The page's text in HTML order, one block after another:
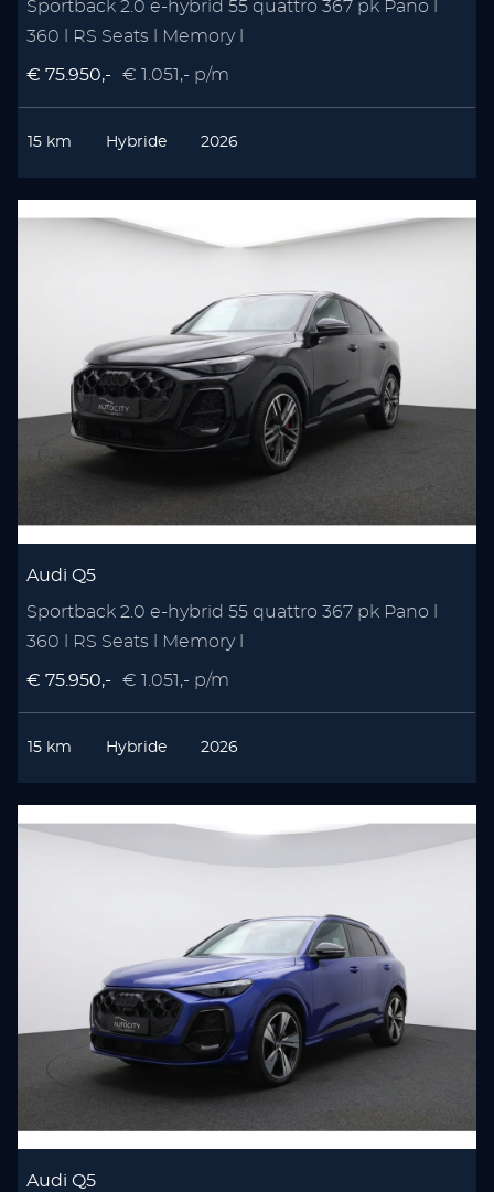
Sportback 2.0 e-hybrid 55 quattro 367 pk Pano l
360 l RS Seats l Memory l
€ 75.950,- € 1.051,- p/m
15 km Hybride 2026
Audi Q5
Sportback 2.0 e-hybrid 55 quattro 367 pk Pano l
360 l RS Seats l Memory l
€ 75.950,- € 1.051,- p/m
15 km Hybride 2026
Audi Q5